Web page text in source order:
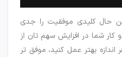
حال کلیدی موفقیت را جدی
کار شما در افزایش سهم تان از
بهتر عمل کنید، موفق تر